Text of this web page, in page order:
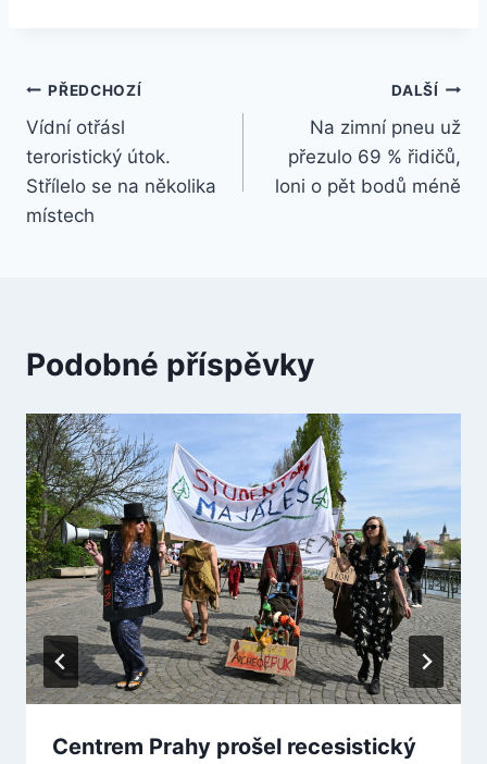
Navigace
pro
příspěvek
PŘEDCHOZÍ
Vídní otřásl
teroristický útok.
Střílelo se na několika
místech
DALŠÍ
Na zimní pneu už
přezulo 69 % řidičů,
loni o pět bodů méně
Podobné příspěvky
Centrem Prahy prošel recesistický